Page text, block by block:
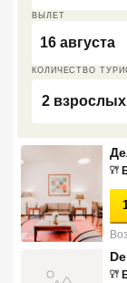
ВЫЛЕТ
16 августа
КОЛИЧЕСТВО
2 взрослых
Лучшие отели 3*
звезды
Сетевые отели
Сетевые отели
Сетевые отели
Сетевые отели
Сетевые отели